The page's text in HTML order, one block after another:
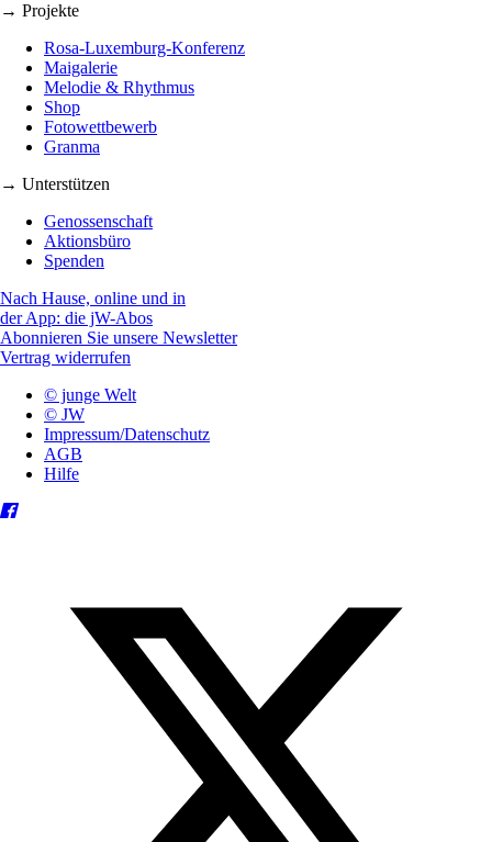
→ Projekte
Rosa-Luxemburg-Konferenz
Maigalerie
Melodie & Rhythmus
Shop
Fotowettbewerb
Granma
→ Unterstützen
Genossenschaft
Aktionsbüro
Spenden
Nach Hause, online und in
der App: die jW-Abos
Abonnieren Sie unsere Newsletter
Vertrag widerrufen
© junge Welt
© JW
Impressum/Datenschutz
AGB
Hilfe